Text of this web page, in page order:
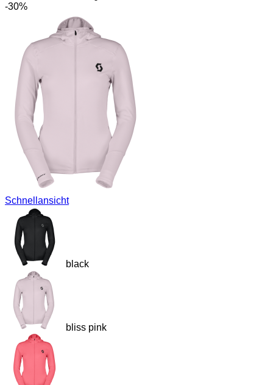
-30%
Schnellansicht
black
bliss pink